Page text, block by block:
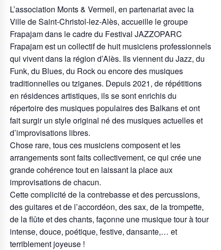
L’association Monts & Vermeil, en partenariat avec la
Ville de Saint-Christol-lez-Alès, accueille le groupe
Frapajam dans le cadre du Festival JAZZOPARC
Frapajam est un collectif de huit musiciens professionnels
qui vivent dans la région d’Alès. Ils viennent du Jazz, du
Funk, du Blues, du Rock ou encore des musiques
traditionnelles ou tziganes. Depuis 2021, de répétitions
en résidences artistiques, ils se sont enrichis du
répertoire des musiques populaires des Balkans et ont
fait surgir un style original né des musiques actuelles et
d’improvisations libres.
Chose rare, tous ces musiciens composent et les
arrangements sont faits collectivement, ce qui crée une
grande cohérence tout en laissant la place aux
improvisations de chacun.
Cette complicité de la contrebasse et des percussions,
des guitares et de l’accordéon, des sax, de la trompette,
de la flûte et des chants, façonne une musique tour à tour
intense, douce, poétique, festive, dansante,… et
terriblement joyeuse !